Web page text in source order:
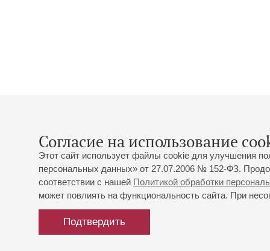
Согласие на использование
Этот сайт использует файлы cookie для улучшения
персональных данных» от 27.07.2006 № 152-ФЗ.
соответствии с нашей Политикой обработки
может повлиять на функциональность сайта. При
Подтвердить